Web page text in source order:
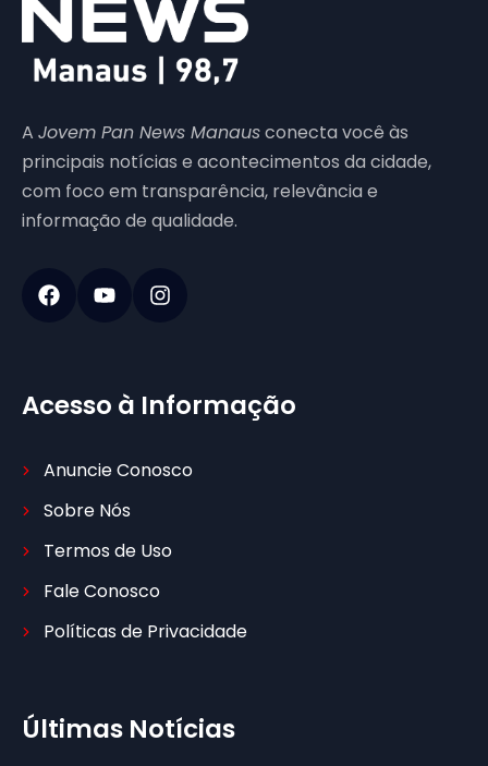
A Jovem Pan News Manausconecta você às
principais notícias e acontecimentos da cidade,
com foco em transparência, relevância e
informação de qualidade.
Acesso à Informação
Anuncie Conosco
Sobre Nós
Termos de Uso
Fale Conosco
Políticas de Privacidade
Últimas Notícias